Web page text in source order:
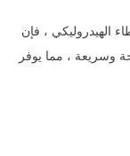
الهيدروليكي ، فإن
وسريعة ، مما يوفر